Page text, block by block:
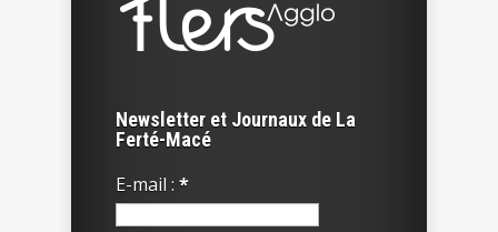
Newsletter et Journaux de La
Ferté-Macé
E-mail : *